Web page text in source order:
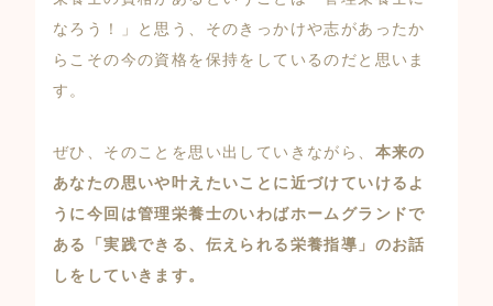
なろう！」と思う、そのきっかけや志があったか
らこその今の資格を保持をしているのだと思いま
す。
ぜひ、そのことを思い出していきながら、 本来の
あなたの思いや叶えたいことに近づけていけるよ
うに今回は管理栄養士のいわばホームグランドで
ある「実践できる、伝えられる栄養指導」のお話
しをしていきます。